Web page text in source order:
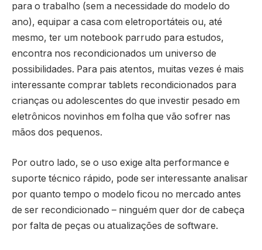
para o trabalho (sem a necessidade do modelo do
ano), equipar a casa com eletroportáteis ou, até
mesmo, ter um notebook parrudo para estudos,
encontra nos recondicionados um universo de
possibilidades. Para pais atentos, muitas vezes é mais
interessante comprar tablets recondicionados para
crianças ou adolescentes do que investir pesado em
eletrônicos novinhos em folha que vão sofrer nas
mãos dos pequenos.
Por outro lado, se o uso exige alta performance e
suporte técnico rápido, pode ser interessante analisar
por quanto tempo o modelo ficou no mercado antes
de ser recondicionado – ninguém quer dor de cabeça
por falta de peças ou atualizações de software.